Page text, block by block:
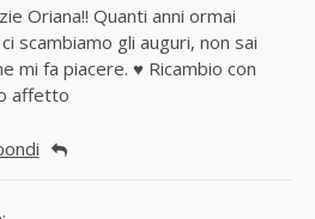
Oriana!! Quanti anni ormai
scambiamo gli auguri, non sai
mi fa piacere. ♥ Ricambio con
affetto